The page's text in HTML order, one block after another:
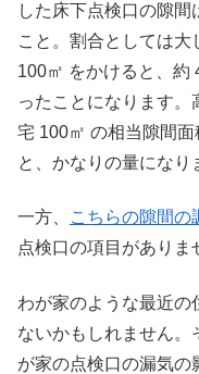
した床下点検口の隙
こと。割合としては
100㎡ をかけると、約
ったことになります。
宅 100㎡ の相当隙間
と、かなりの量になり
一方、 こちらの隙間の
点検口の項目がありま
わが家のような最近
ないかもしれません。
が家の点検口の漏気の